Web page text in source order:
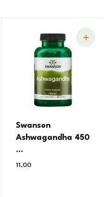
Swanson
Ashwagandha 450
...
11,00